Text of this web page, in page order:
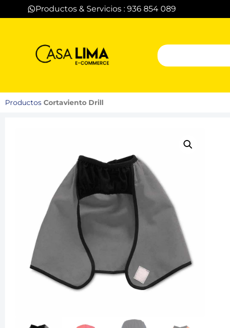
Productos & Servicios : 936 854 089
Productos Cortaviento Drill